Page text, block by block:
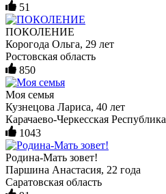
51
ПОКОЛЕНИЕ
Корогода Ольга, 29 лет
Ростовская область
850
Моя семья
Кузнецова Лариса, 40 лет
Карачаево-Черкесская Республика
1043
Родина-Мать зовет!
Паршина Анастасия, 22 года
Саратовская область